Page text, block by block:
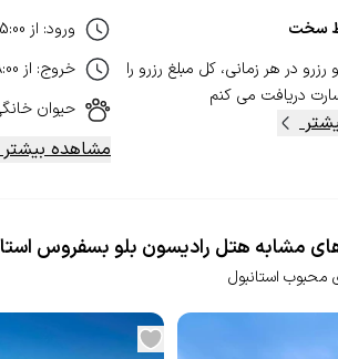
سخت
در هر زمانی، کل مبلغ رزرو را
دریافت می کنم
ورود: از
خروج: از
حیوان
مشاهده
مشابه هتل رادیسون بلو بسفروس
محبوب استانبول